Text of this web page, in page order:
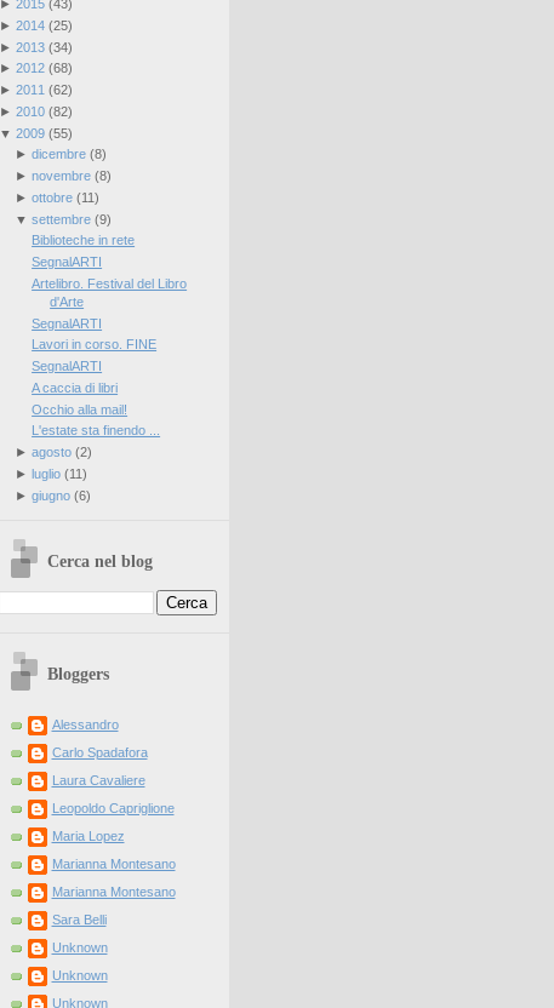
► 2015(43)
► 2014(25)
► 2013(34)
► 2012(68)
► 2011 (62)
► 2010(82)
▼ 2009(55)
► dicembre(8)
► novembre(8)
► ottobre(11)
▼ settembre(9)
Biblioteche in rete
SegnalARTI
Artelibro. Festival del Libro
d'Arte
SegnalARTI
Lavori in corso. FINE
SegnalARTI
A caccia di libri
Occhio alla mail!
L'estate sta finendo ...
► agosto(2)
► luglio(11)
► giugno(6)
Cerca nel blog
Bloggers
Alessandro
Carlo Spadafora
Laura Cavaliere
Leopoldo Capriglione
Maria Lopez
Marianna Montesano
Marianna Montesano
Sara Belli
Unknown
Unknown
Unknown